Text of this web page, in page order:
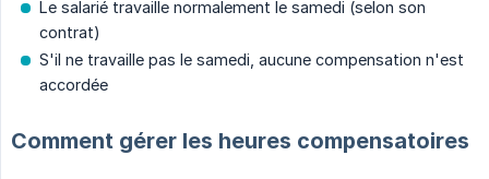
Le salarié travaille normalement le samedi (selon son
contrat)
S'il ne travaille pas le samedi, aucune compensation n'est
accordée
Comment gérer les heures compensatoires